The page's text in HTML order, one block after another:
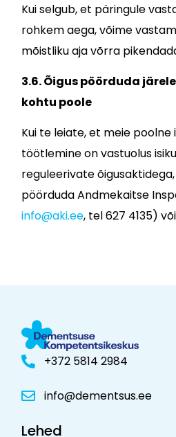
Kui selgub, et päringule
rohkem aega, võime
mõistliku aja võrra
3.6. Õigus pöörduda
kohtu poole
Kui te leiate, et meie poolne
töötlemine on vastuolus
reguleerivate
pöörduda Andmekaitse
info@aki.ee, tel 627 4135)
+372 5814 2984
info@dementsus.ee
Lehed